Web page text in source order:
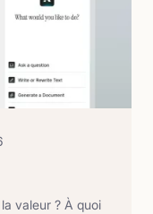
valeur ? À quoi